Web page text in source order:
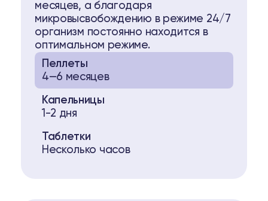
месяцев, а благодаря
микровысвобождению в режиме 24/7
организм постоянно находится в
оптимальном режиме.
Пеллеты
4—6 месяцев
Капельницы
1-2 дня
Таблетки
Несколько часов